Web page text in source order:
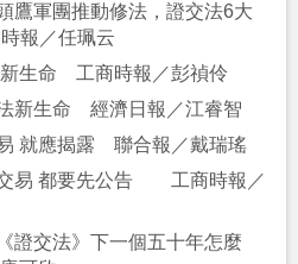
鷹軍團推動修法，證交法6大
報／任珮云
生命 工商時報／彭禎伶
新生命 經濟日報／江睿智
就應揭露 聯合報／戴瑞瑤
交易 都要先公告 工商時報／
交法》下一個五十年怎麼